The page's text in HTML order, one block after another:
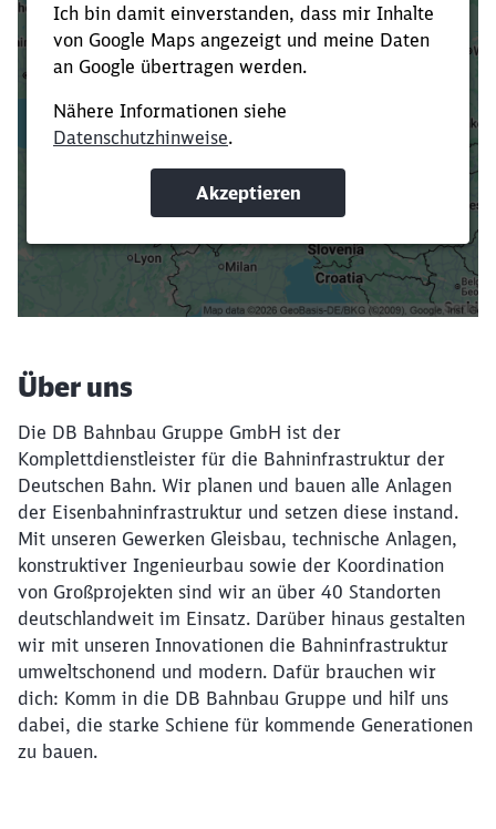
Verkürze die Ladezeit, indem du Suchbegriffe
oder Filter hinzufügst.
Suchbegriffe eingeben
Filter setzen
Über uns
Die DB Bahnbau Gruppe GmbH ist der
Komplettdienstleister für die Bahninfrastruktur der
Deutschen Bahn. Wir planen und bauen alle Anlagen
der Eisenbahninfrastruktur und setzen diese instand.
Mit unseren Gewerken Gleisbau, technische Anlagen,
konstruktiver Ingenieurbau sowie der Koordination
von Großprojekten sind wir an über 40 Standorten
deutschlandweit im Einsatz. Darüber hinaus gestalten
wir mit unseren Innovationen die Bahninfrastruktur
umweltschonend und modern. Dafür brauchen wir
dich: Komm in die DB Bahnbau Gruppe und hilf uns
dabei, die starke Schiene für kommende Generationen
zu bauen.